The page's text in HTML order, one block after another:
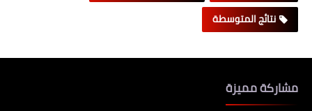
نتائج المتوسطة
مشاركة مميزة